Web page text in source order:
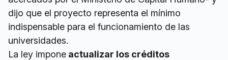
dijo que el proyecto representa el mínimo
indispensable para el funcionamiento de las
universidades.
La ley impone actualizar los créditos